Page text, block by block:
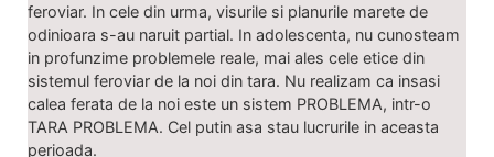
feroviar. In cele din urma, visurile si planurile marete de
odinioara s-au naruit partial. In adolescenta, nu cunosteam
in profunzime problemele reale, mai ales cele etice din
sistemul feroviar de la noi din tara. Nu realizam ca insasi
calea ferata de la noi este un sistem PROBLEMA, intr-o
TARA PROBLEMA. Cel putin asa stau lucrurile in aceasta
perioada.